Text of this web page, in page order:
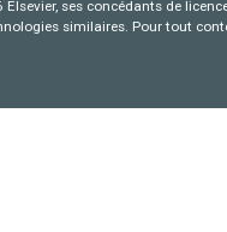
ses concédants de
similaires. Pour tout